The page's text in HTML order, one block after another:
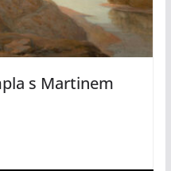
s Martinem